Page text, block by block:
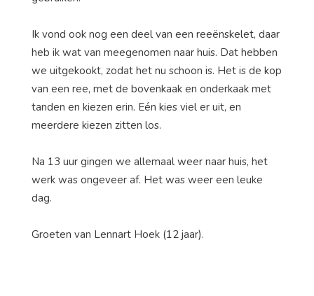
Ik vond ook nog een deel van een reeënskelet, daar
heb ik wat van meegenomen naar huis. Dat hebben
we uitgekookt, zodat het nu schoon is. Het is de kop
van een ree, met de bovenkaak en onderkaak met
tanden en kiezen erin. Eén kies viel er uit, en
meerdere kiezen zitten los.
Na 13 uur gingen we allemaal weer naar huis, het
werk was ongeveer af. Het was weer een leuke
dag.
Groeten van Lennart Hoek (12 jaar).